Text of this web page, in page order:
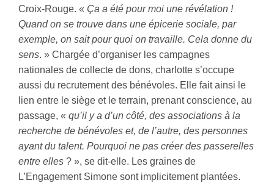
Croix-Rouge. « Ça a été pour moi une révélation !
Quand on se trouve dans une épicerie sociale, par
exemple, on sait pour quoi on travaille. Cela donne du
sens. » Chargée d’organiser les campagnes
nationales de collecte de dons, charlotte s’occupe
aussi du recrutement des bénévoles. Elle fait ainsi le
lien entre le siège et le terrain, prenant conscience, au
passage, « qu’il y a d’un côté, des associations à la
recherche de bénévoles et, de l’autre, des personnes
ayant du talent. Pourquoi ne pas créer des passerelles
entre elles ? », se dit-elle. Les graines de
L’Engagement Simone sont implicitement plantées.